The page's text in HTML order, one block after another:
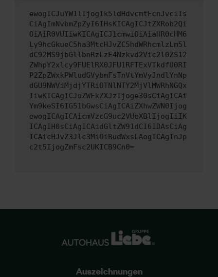
ewogICJuYW1lIjogIk5ldHdvcmtFcnJvciIs
CiAgImNvbmZpZyI6IHsKICAgICJtZXRob2Qi
OiAiR0VUIiwKICAgICJ1cmwiOiAiaHR0cHM6
Ly9hcGkueC5ha3MtcHJvZC5hdWRhcmlzLm5l
dC92MS9jbGllbnRzLzE4Nzkvd2Vic2l0ZS12
ZWhpY2xlcy9FUElRX0JFU1RFTExVTkdfU0RI
P2ZpZWxkPWludGVybmFsTnVtYmVyJndlYnNp
dGU9NWViMjdjYTRiOTNlNTY2MjVlMWRhNGQx
IiwKICAgICJoZWFkZXJzIjoge30sCiAgICAi
Ym9keSI6IG51bGwsCiAgICAiZXhwZWN0Ijog
ewogICAgICAicmVzcG9uc2VUeXBlIjogIiIK
ICAgIH0sCiAgICAidGltZW91dCI6IDAsCiAg
ICAicHJvZ3Jlc3MiOiBudWxsLAogICAgInJp
c2t5IjogZmFsc2UKICB9Cn0=
Auszeichnungen